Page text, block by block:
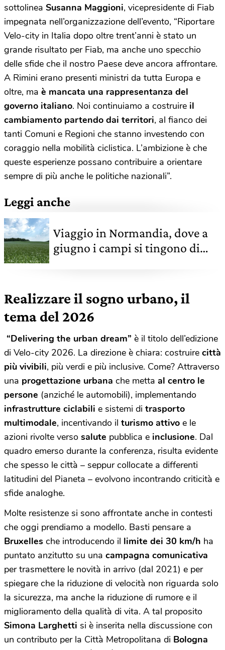
sottolinea Susanna Maggioni, vicepresidente di Fiab
impegnata nell’organizzazione dell’evento, “Riportare
Velo-city in Italia dopo oltre trent’anni è stato un
grande risultato per Fiab, ma anche uno specchio
delle sfide che il nostro Paese deve ancora affrontare.
A Rimini erano presenti ministri da tutta Europa e
oltre, ma è mancata una rappresentanza del
governo italiano. Noi continuiamo a costruire il
cambiamento partendo dai territori, al fianco dei
tanti Comuni e Regioni che stanno investendo con
coraggio nella mobilità ciclistica. L’ambizione è che
queste esperienze possano contribuire a orientare
sempre di più anche le politiche nazionali”.
Leggi anche
Viaggio in Normandia, dove a
giugno i campi si tingono di
Realizzare il sogno urbano, il
tema del 2026
“Delivering the urban dream” è il titolo dell’edizione
di Velo-city 2026. La direzione è chiara: costruire città
più vivibili, più verdi e più inclusive. Come? Attraverso
una progettazione urbana che metta al centro le
persone (anziché le automobili), implementando
infrastrutture ciclabili e sistemi di trasporto
multimodale, incentivando il turismo attivo e le
azioni rivolte verso salute pubblica e inclusione. Dal
quadro emerso durante la conferenza, risulta evidente
che spesso le città – seppur collocate a differenti
latitudini del Pianeta – evolvono incontrando criticità e
sfide analoghe.
Molte resistenze si sono affrontate anche in contesti
che oggi prendiamo a modello. Basti pensare a
Bruxelles che introducendo il limite dei 30 km/h ha
puntato anzitutto su una campagna comunicativa
per trasmettere le novità in arrivo (dal 2021) e per
spiegare che la riduzione di velocità non riguarda solo
la sicurezza, ma anche la riduzione di rumore e il
miglioramento della qualità di vita. A tal proposito
Simona Larghetti si è inserita nella discussione con
un contributo per la Città Metropolitana di Bologna